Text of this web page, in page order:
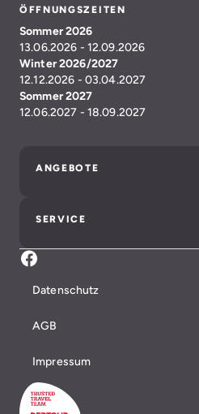
ÖFFNUNGSZEITEN
Sommer 2026
13.06.2026 - 12.09.2026
Winter 2026/2027
12.12.2026 - 03.04.2027
Sommer 2027
12.06.2027 - 18.09.2027
ANGEBOTE
SERVICE
Datenschutz
AGB
Impressum